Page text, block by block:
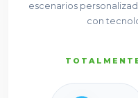
escenarios
con